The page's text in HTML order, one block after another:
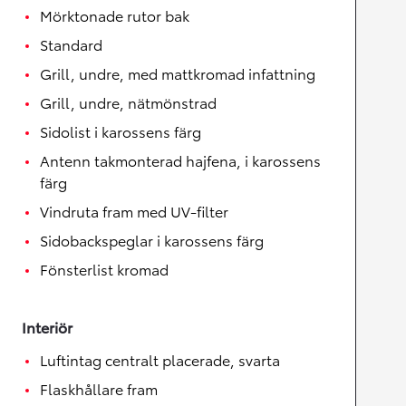
Mörktonade rutor bak
Standard
Grill, undre, med mattkromad infattning
Grill, undre, nätmönstrad
Sidolist i karossens färg
Antenn takmonterad hajfena, i karossens
färg
Vindruta fram med UV-filter
Sidobackspeglar i karossens färg
Fönsterlist kromad
Interiör
Luftintag centralt placerade, svarta
Flaskhållare fram